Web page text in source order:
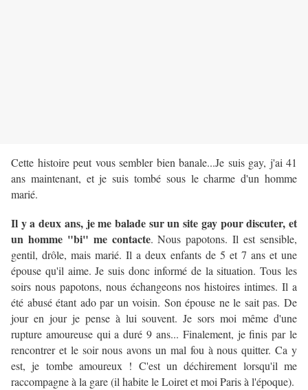
Cette histoire peut vous sembler bien banale...Je suis gay, j'ai 41
ans maintenant, et je suis tombé sous le charme d'un homme
marié.
Il y a deux ans, je me balade sur un site gay pour discuter, et
un homme "bi" me contacte. Nous papotons. Il est sensible,
gentil, drôle, mais marié. Il a deux enfants de 5 et 7 ans et une
épouse qu'il aime. Je suis donc informé de la situation. Tous les
soirs nous papotons, nous échangeons nos histoires intimes. Il a
été abusé étant ado par un voisin. Son épouse ne le sait pas. De
jour en jour je pense à lui souvent. Je sors moi même d'une
rupture amoureuse qui a duré 9 ans... Finalement, je finis par le
rencontrer et le soir nous avons un mal fou à nous quitter. Ca y
est, je tombe amoureux ! C'est un déchirement lorsqu'il me
raccompagne à la gare (il habite le Loiret et moi Paris à l'époque).